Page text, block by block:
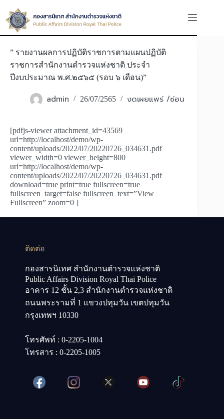
to
content
” รายงานผลการปฏิบัติราชการตามแผนปฏิบัติ
ราชการสำนักงานตำรวจแห่งชาติ ประจำ
ปีงบประมาณ พ.ศ.๒๕๖๕ (รอบ ๖ เดือน)”
admin 26/07/2565 งดเผยแพร่ /ซ่อน
[pdfjs-viewer attachment_id=43569
url=http://localhost/demo/wp-
content/uploads/2022/07/20220726_034631.pdf
viewer_width=0 viewer_height=800
url=http://localhost/demo/wp-
content/uploads/2022/07/20220726_034631.pdf
download=true print=true fullscreen=true
fullscreen_target=false fullscreen_text=”View
Fullscreen” zoom=0 ]
ติดต่อ
กองสารนิเทศ สำนักงานตำรวจแห่งชาติ
Public Affairs Division Royal Thai Police
อาคาร 12 ชั้น 2,3 สำนักงานตำรวจแห่งชาติ
ถนนพระรามที่ 1 แขวงปทุมวัน เขตปทุมวัน
กรุงเทพฯ 10330
โทรศัพท์ : 0-2205-1004
โทรสาร : 0-2205-1005